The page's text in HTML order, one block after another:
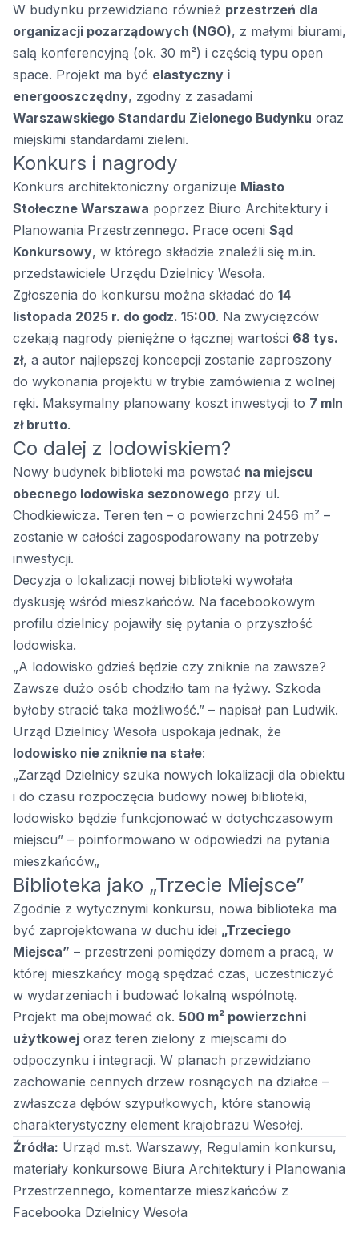
W budynku przewidziano również przestrzeń dla
organizacji pozarządowych (NGO), z małymi biurami,
salą konferencyjną (ok. 30 m²) i częścią typu open
space. Projekt ma być elastyczny i
energooszczędny, zgodny z zasadami
Warszawskiego Standardu Zielonego Budynku oraz
miejskimi standardami zieleni.
Konkurs i nagrody
Konkurs architektoniczny organizuje Miasto
Stołeczne Warszawa poprzez Biuro Architektury i
Planowania Przestrzennego. Prace oceni Sąd
Konkursowy, w którego składzie znaleźli się m.in.
przedstawiciele Urzędu Dzielnicy Wesoła.
Zgłoszenia do konkursu można składać do 14
listopada 2025 r. do godz. 15:00. Na zwycięzców
czekają nagrody pieniężne o łącznej wartości 68 tys.
zł, a autor najlepszej koncepcji zostanie zaproszony
do wykonania projektu w trybie zamówienia z wolnej
ręki. Maksymalny planowany koszt inwestycji to 7 mln
zł brutto.
Co dalej z lodowiskiem?
Nowy budynek biblioteki ma powstać na miejscu
obecnego lodowiska sezonowego przy ul.
Chodkiewicza. Teren ten – o powierzchni 2456 m² –
zostanie w całości zagospodarowany na potrzeby
inwestycji.
Decyzja o lokalizacji nowej biblioteki wywołała
dyskusję wśród mieszkańców. Na facebookowym
profilu dzielnicy pojawiły się pytania o przyszłość
lodowiska.
„A lodowisko gdzieś będzie czy zniknie na zawsze?
Zawsze dużo osób chodziło tam na łyżwy. Szkoda
byłoby stracić taka możliwość.” – napisał pan Ludwik.
Urząd Dzielnicy Wesoła uspokaja jednak, że
lodowisko nie zniknie na stałe:
„Zarząd Dzielnicy szuka nowych lokalizacji dla obiektu
i do czasu rozpoczęcia budowy nowej biblioteki,
lodowisko będzie funkcjonować w dotychczasowym
miejscu” – poinformowano w odpowiedzi na pytania
mieszkańców„
Biblioteka jako „Trzecie Miejsce”
Zgodnie z wytycznymi konkursu, nowa biblioteka ma
być zaprojektowana w duchu idei „Trzeciego
Miejsca” – przestrzeni pomiędzy domem a pracą, w
której mieszkańcy mogą spędzać czas, uczestniczyć
w wydarzeniach i budować lokalną wspólnotę.
Projekt ma obejmować ok. 500 m² powierzchni
użytkowej oraz teren zielony z miejscami do
odpoczynku i integracji. W planach przewidziano
zachowanie cennych drzew rosnących na działce –
zwłaszcza dębów szypułkowych, które stanowią
charakterystyczny element krajobrazu Wesołej.
Źródła: Urząd m.st. Warszawy, Regulamin konkursu,
materiały konkursowe Biura Architektury i Planowania
Przestrzennego, komentarze mieszkańców z
Facebooka Dzielnicy Wesoła